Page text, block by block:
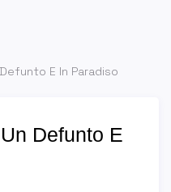
E In Paradiso
Defunto E